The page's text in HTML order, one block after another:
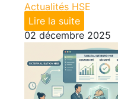
Actualités HSE
Lire la suite
02 décembre 2025